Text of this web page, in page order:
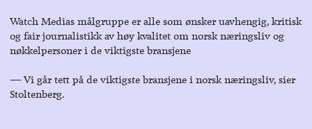
Watch Medias målgruppe er alle som ønsker uavhengig, kritisk
og fair journalistikk av høy kvalitet om norsk næringsliv og
nøkkelpersoner i de viktigste bransjene
― Vi går tett på de viktigste bransjene i norsk næringsliv, sier
Stoltenberg.